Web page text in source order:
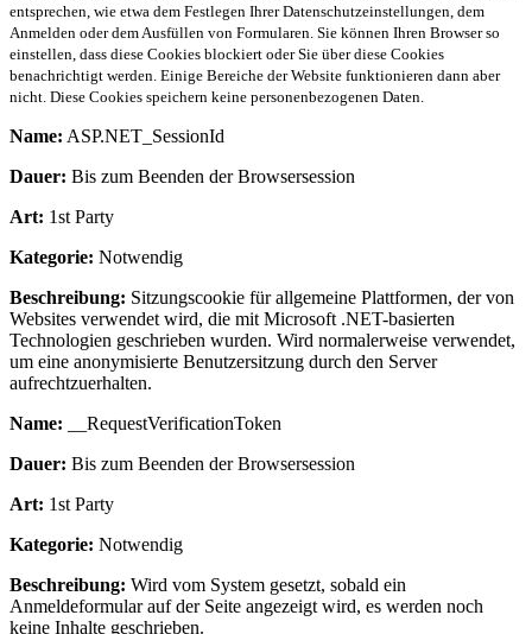
entsprechen, wie etwa dem Festlegen Ihrer Datenschutzeinstellungen, dem
Anmelden oder dem Ausfüllen von Formularen. Sie können Ihren Browser so
einstellen, dass diese Cookies blockiert oder Sie über diese Cookies
benachrichtigt werden. Einige Bereiche der Website funktionieren dann aber
nicht. Diese Cookies speichern keine personenbezogenen Daten.
Name: ASP.NET_SessionId
Dauer: Bis zum Beenden der Browsersession
Art: 1st Party
Kategorie: Notwendig
Beschreibung: Sitzungscookie für allgemeine Plattformen, der von
Websites verwendet wird, die mit Microsoft .NET-basierten
Technologien geschrieben wurden. Wird normalerweise verwendet,
um eine anonymisierte Benutzersitzung durch den Server
aufrechtzuerhalten.
Name: __RequestVerificationToken
Dauer: Bis zum Beenden der Browsersession
Art: 1st Party
Kategorie: Notwendig
Beschreibung: Wird vom System gesetzt, sobald ein
Anmeldeformular auf der Seite angezeigt wird, es werden noch
keine Inhalte geschrieben.